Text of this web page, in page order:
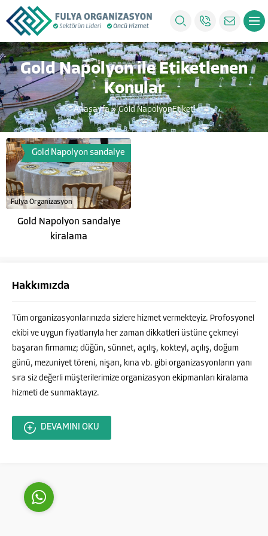
Gold Napolyon ile Etiketlenen
Konular
Anasayfa»Gold NapolyonEtiketi
Fulya Organizasyon
Gold Napolyon sandalye
Gold Napolyon sandalye
kiralama
Hakkımızda
Tüm organizasyonlarınızda sizlere hizmet vermekteyiz. Profosyonel
ekibi ve uygun fiyatlarıyla her zaman dikkatleri üstüne çekmeyi
başaran firmamız; düğün, sünnet, açılış, kokteyl, açılış, doğum
günü, mezuniyet töreni, nişan, kına vb. gibi organizasyonların yanı
sıra siz değerli müşterilerimize organizasyon ekipmanları kiralama
hizmeti de sunmaktayız.
DEVAMINI OKU
Fulya Organizasyon